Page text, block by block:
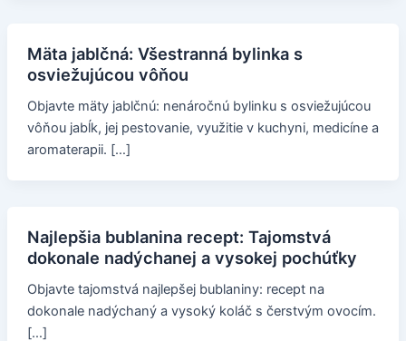
Mäta jablčná: Všestranná bylinka s
osviežujúcou vôňou
Objavte mäty jablčnú: nenáročnú bylinku s osviežujúcou
vôňou jabĺk, jej pestovanie, využitie v kuchyni, medicíne a
aromaterapii. […]
Najlepšia bublanina recept: Tajomstvá
dokonale nadýchanej a vysokej pochúťky
Objavte tajomstvá najlepšej bublaniny: recept na
dokonale nadýchaný a vysoký koláč s čerstvým ovocím.
[…]